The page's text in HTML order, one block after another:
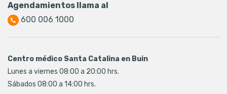
Agendamientos llama al
600 006 1000
Centro médico Santa Catalina en Buin
Lunes a viernes 08:00 a 20:00 hrs.
Sábados 08:00 a 14:00 hrs.